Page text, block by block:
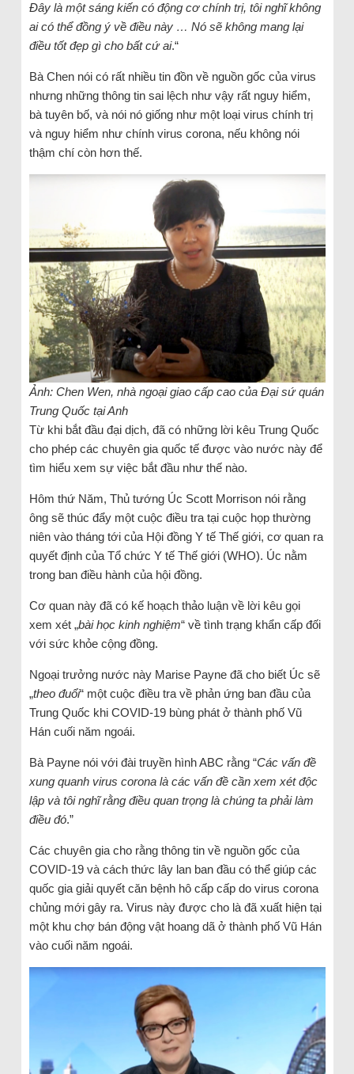
Đây là một sáng kiến có động cơ chính trị, tôi nghĩ không
ai có thể đồng ý về điều này … Nó sẽ không mang lại
điều tốt đẹp gì cho bất cứ ai.“
Bà Chen nói có rất nhiều tin đồn về nguồn gốc của virus
nhưng những thông tin sai lệch như vậy rất nguy hiểm,
bà tuyên bố, và nói nó giống như một loại virus chính trị
và nguy hiểm như chính virus corona, nếu không nói
thậm chí còn hơn thế.
Ảnh: Chen Wen, nhà ngoại giao cấp cao của Đại sứ quán
Trung Quốc tại Anh
Từ khi bắt đầu đại dịch, đã có những lời kêu Trung Quốc
cho phép các chuyên gia quốc tế được vào nước này để
tìm hiểu xem sự việc bắt đầu như thế nào.
Hôm thứ Năm, Thủ tướng Úc Scott Morrison nói rằng
ông sẽ thúc đẩy một cuộc điều tra tại cuộc họp thường
niên vào tháng tới của Hội đồng Y tế Thế giới, cơ quan ra
quyết định của Tổ chức Y tế Thế giới (WHO). Úc nằm
trong ban điều hành của hội đồng.
Cơ quan này đã có kế hoạch thảo luận về lời kêu gọi
xem xét „bài học kinh nghiệm“ về tình trạng khẩn cấp đối
với sức khỏe cộng đồng.
Ngoại trưởng nước này Marise Payne đã cho biết Úc sẽ
„theo đuổi“ một cuộc điều tra về phản ứng ban đầu của
Trung Quốc khi COVID-19 bùng phát ở thành phố Vũ
Hán cuối năm ngoái.
Bà Payne nói với đài truyền hình ABC rằng “Các vấn đề
xung quanh virus corona là các vấn đề cần xem xét độc
lập và tôi nghĩ rằng điều quan trọng là chúng ta phải làm
điều đó.”
Các chuyên gia cho rằng thông tin về nguồn gốc của
COVID-19 và cách thức lây lan ban đầu có thể giúp các
quốc gia giải quyết căn bệnh hô cấp cấp do virus corona
chủng mới gây ra. Virus này được cho là đã xuất hiện tại
một khu chợ bán động vật hoang dã ở thành phố Vũ Hán
vào cuối năm ngoái.